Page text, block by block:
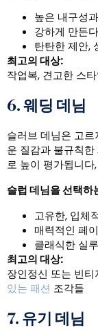
높은 내구성
강하게 만든
탄탄한 제안,
최고의 대상:
작업복, 견고한 스
6. 웨딩 데님
슬러브 데님은 고
운 질감과 불규칙
로 높이 평가됩니
슬럽 데님을 선택하
고유한, 입체
매력적인 페
클래식한 실
최고의 대상:
장인정신 또는 빈
있는 패션 조각들
7. 유기 데님